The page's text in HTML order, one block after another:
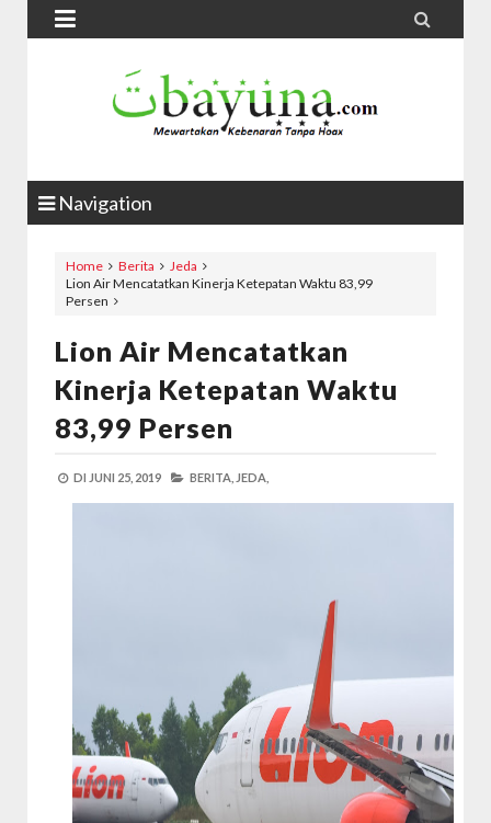
 
Navigation
Home Berita
Jeda
Lion Air Mencatatkan Kinerja Ketepatan Waktu 83,99
Persen
Lion Air Mencatatkan
Kinerja Ketepatan Waktu
83,99 Persen
DI JUNI 25, 2019 BERITA, JEDA,